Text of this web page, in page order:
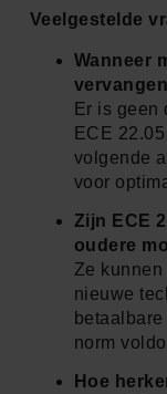
Veelgestelde
Wanneer
Er is geen
ECE
volgende
voor
Zijn ECE
oudere
Ze
nieuwe
norm
Hoe